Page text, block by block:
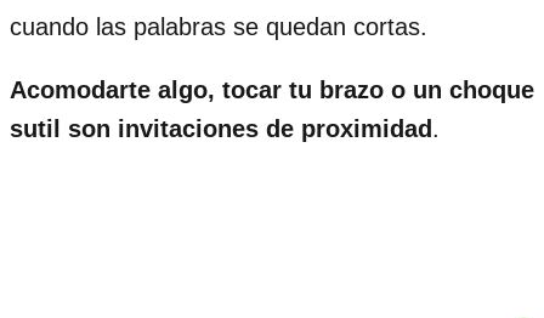
cuando las palabras se quedan cortas.
Acomodarte algo, tocar tu brazo o un choque
sutil son invitaciones de proximidad.